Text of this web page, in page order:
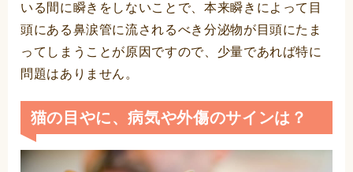
いる間に瞬きをしないことで、本来瞬きによって目
頭にある鼻涙管に流されるべき分泌物が目頭にたま
ってしまうことが原因ですので、少量であれば特に
問題はありません。
猫の目やに、病気や外傷のサインは？